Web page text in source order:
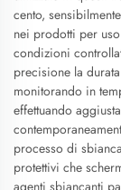
cento,
nei prodotti per
condizioni
precisione la
monitorando in
effettuando
processo di
protettivi che
agenti sbiancanti